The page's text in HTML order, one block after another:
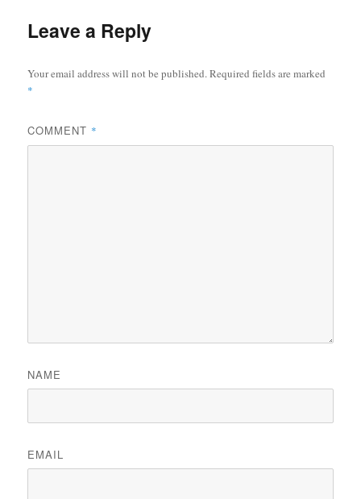
Leave a Reply
Your email address will not be published.Required fields are marked
*
COMMENT *
NAME
EMAIL